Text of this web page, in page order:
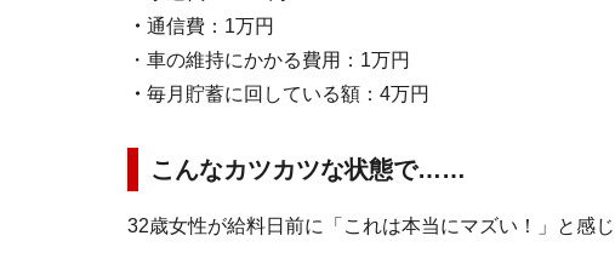
・ 通信費：1万円
・車の維持にかかる費用：1万円
・ 毎月貯蓄に回している額：4万円
こんなカツカツな状態で……
32歳女性が給料日前に「これは本当にマズい！」と感